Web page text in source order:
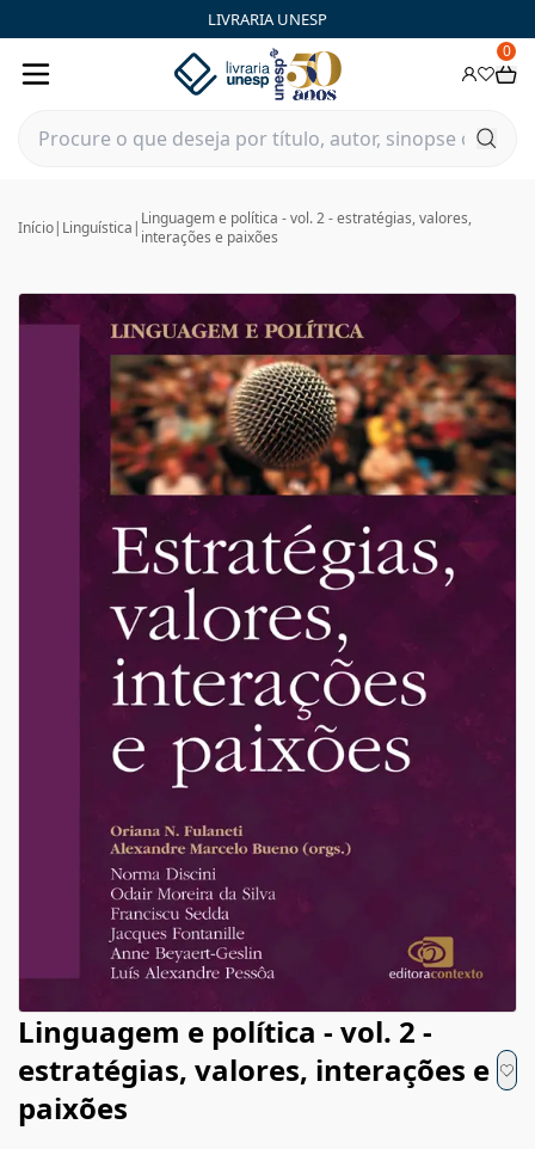
LIVRARIA UNESP
0
Início| Linguística | Linguagem e política - vol. 2 - estratégias, valores,
interações e paixões
Linguagem e política - vol. 2 -
estratégias, valores, interações e
paixões